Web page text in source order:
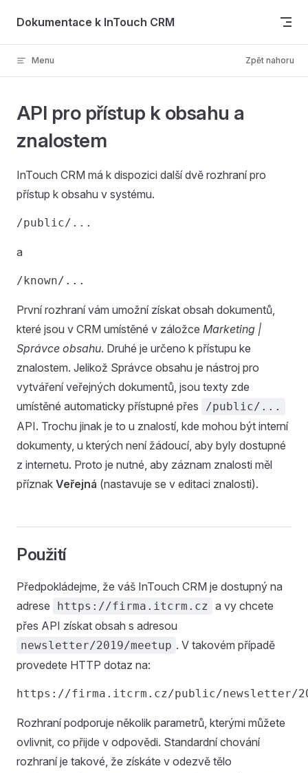
Skip to content
Dokumentace k InTouch CRM
Menu Zpět nahoru
API pro přístup k obsahu a
znalostem
InTouch CRM má k dispozici další dvě rozhraní pro
přístup k obsahu v systému.
a
První rozhraní vám umožní získat obsah dokumentů,
které jsou v CRM umístěné v záložce Marketing |
Správce obsahu. Druhé je určeno k přístupu ke
znalostem. Jelikož Správce obsahu je nástroj pro
vytváření veřejných dokumentů, jsou texty zde
umístěné automaticky přístupné přes
/public/...
API. Trochu jinak je to u znalostí, kde mohou být interní
dokumenty, u kterých není žádoucí, aby byly dostupné
z internetu. Proto je nutné, aby záznam znalosti měl
příznak Veřejná (nastavuje se v editaci znalosti).
Použití
Předpokládejme, že váš InTouch CRM je dostupný na
adrese
https://firma.itcrm.cz
a vy chcete
přes API získat obsah s adresou
newsletter/2019/meetup . V takovém případě
provedete HTTP dotaz na:
Rozhraní podporuje několik parametrů, kterými můžete
ovlivnit, co přijde v odpovědi. Standardní chování
rozhraní je takové, že získáte v odezvě tělo